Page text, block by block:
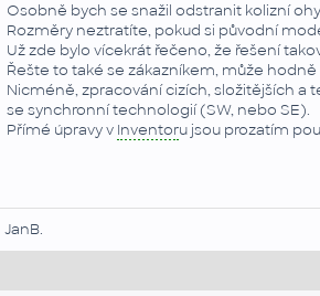
Osobně bych se snažil odstranit kolizní
Rozměry neztratíte, pokud si původní
Už zde bylo vícekrát řečeno, že řešení
Řešte to také se zákazníkem, může
Nicméně, zpracování cizích, složitějších a
se synchronní technologií (SW, nebo SE).
Přímé úpravy v Inventoru jsou prozatím
JanB.